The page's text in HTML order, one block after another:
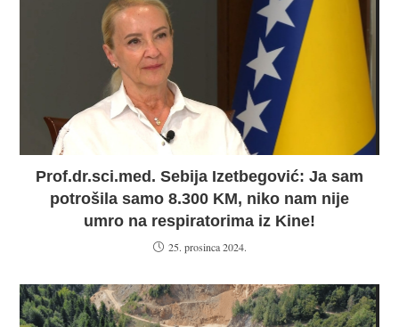
Prof.dr.sci.med. Sebija Izetbegović: Ja sam
potrošila samo 8.300 KM, niko nam nije
umro na respiratorima iz Kine!
25. prosinca 2024.